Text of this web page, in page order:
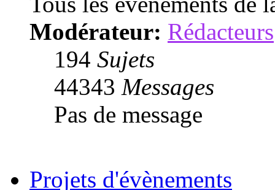
Modérateur: Rédacteurs
194 Sujets
44343 Messages
Pas de message
Projets d'évènements